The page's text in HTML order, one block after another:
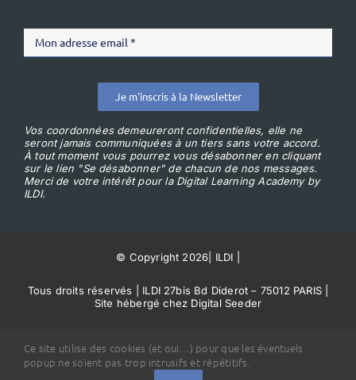
Je m'inscris à la Newsletter
Vos coordonnées demeureront confidentielles, elle ne
seront jamais communiquées à un tiers sans votre accord.
À tout moment vous pourrez vous désabonner en cliquant
sur le lien "Se désabonner" de chacun de nos messages.
Merci de votre intérêt pour la Digital Learning Academy by
ILDI.
© Copyright 2026 ILDI
Tous droits réservés | ILDI 27bis Bd Diderot – 75012 PARIS |
Site hébergé chez Digital Seeder
Ce site utilise des cookies (et oui…) pour que les éventuels
popup ne soient pas trop intrusifs et répétitifs.